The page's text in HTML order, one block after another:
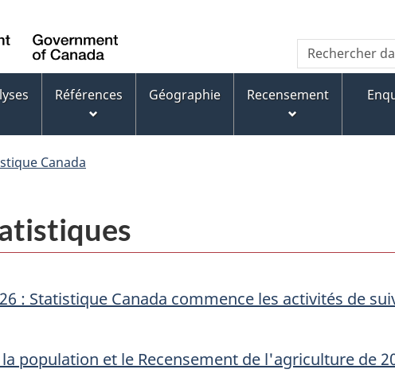
au
contenu
principal
au
pied
de
page
version
HTML
simplifiée
WxT
Search
form
Rechercher
dans
Canada
Références Géographie Recensement
Canada
: Statistique Canada commence les activités de
la population et le Recensement de l'agriculture de